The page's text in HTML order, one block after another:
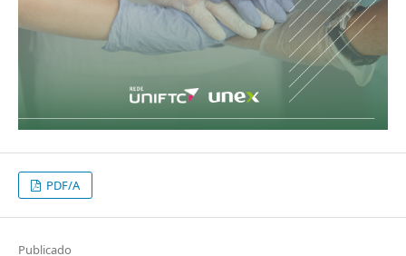
PDF/A
Publicado